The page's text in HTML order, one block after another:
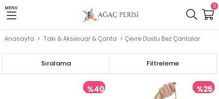
MENU 0
Anasayfa Takı & Aksesuar & Çanta Çevre Dostu Bez Çantalar
Filtreleme
Sıralama
%40 %25